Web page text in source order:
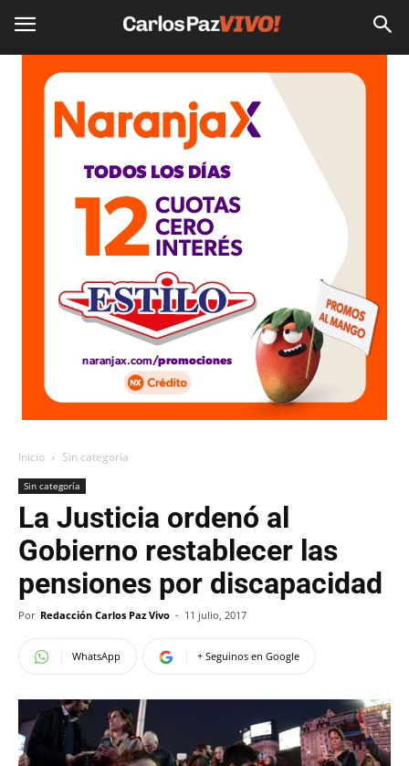
Inicio Sin categoría
Sin categoría
La Justicia ordenó al
Gobierno restablecer las
pensiones por discapacidad
Por Redacción Carlos Paz Vivo - 11 julio, 2017
WhatsApp + Seguinos en Google